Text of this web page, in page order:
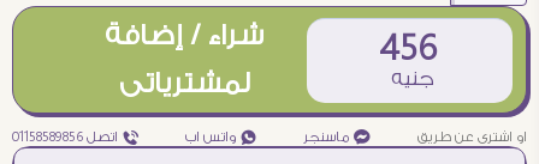
456
جنيه
شراء / إضافة
لمشترياتى
او اشترى عن طريق ¥ ماسنجر ₧ واتس اب ƒ اتصل 01158589856